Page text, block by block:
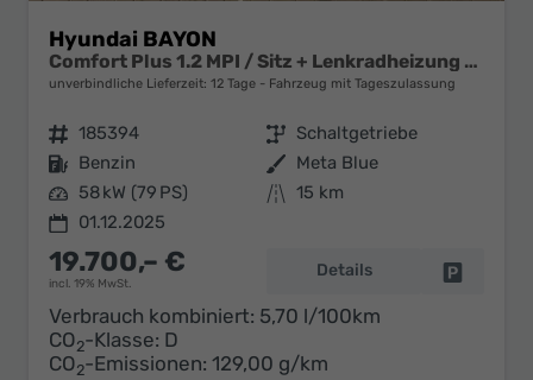
Hyundai BAYON
Comfort Plus 1.2 MPI / Sitz + Lenkradheizung PDC V&H Kamera LED Tempomat Keyless Alu 16"
unverbindliche Lieferzeit: 12 Tage Fahrzeug mit Tageszulassung
Fahrzeugnr. 185394 Getriebe Schaltgetriebe
Kraftstoff Benzin Außenfarbe Meta Blue
Leistung 58 kW (79 PS) Kilometerstand 15 km
01.12.2025
19.700,– €
incl. 19% MwSt.
Details
Verbrauch kombiniert: 5,70 l/100km
CO2-Klasse: D
CO2-Emissionen: 129,00 g/km